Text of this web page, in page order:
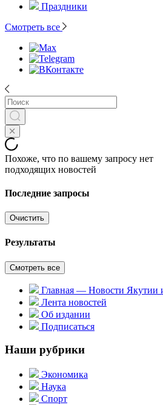
Праздники
Смотреть все
Похоже, что по вашему запросу нет
подходящих новостей
Последние запросы
Очистить
Результаты
Смотреть все
Главная — Новости Якутии
Лента новостей
Об издании
Подписаться
Наши рубрики
Экономика
Наука
Спорт